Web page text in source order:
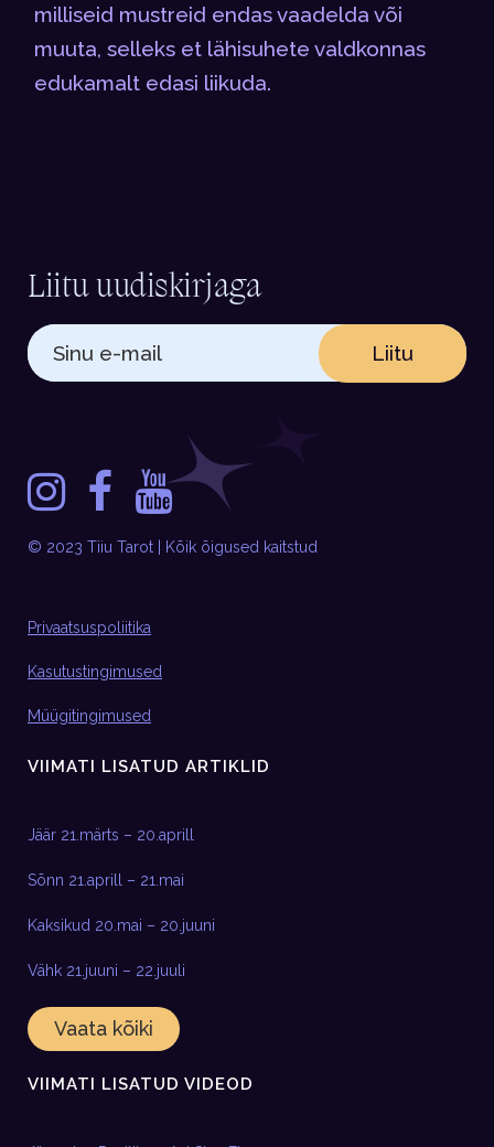
milliseid mustreid endas vaadelda või
muuta, selleks et lähisuhete valdkonnas
edukamalt edasi liikuda.
Liitu uudiskirjaga
Liitu
© 2023 Tiiu Tarot | Kõik õigused kaitstud
Privaatsuspoliitika
Kasutustingimused
Müügitingimused
VIIMATI LISATUD ARTIKLID
Jäär 21.märts – 20.aprill
Sõnn 21.aprill – 21.mai
Kaksikud 20.mai – 20.juuni
Vähk 21.juuni – 22.juuli
Vaata kõiki
VIIMATI LISATUD VIDEOD